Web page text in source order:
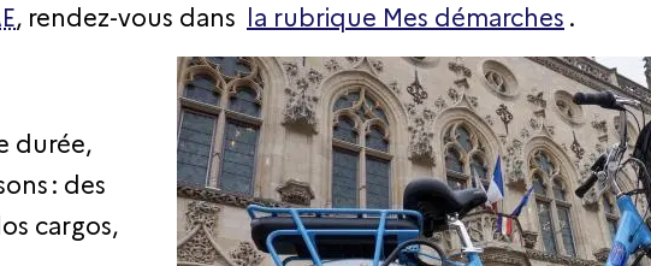
, rendez-vous dans la rubrique Mes démarches .
durée,
: des
cargos,